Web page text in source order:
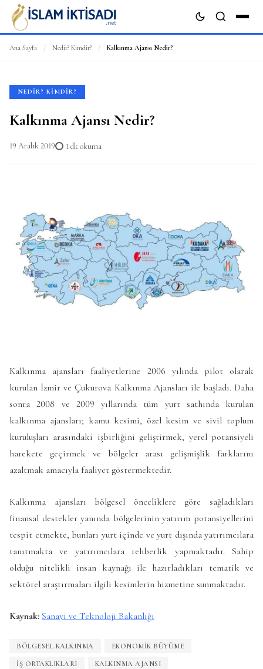
Ana Sayfa / Nedir? Kimdir? / Kalkınma Ajansı Nedir?
NEDIR? KIMDIR?
Kalkınma Ajansı Nedir?
19 Aralık 2019 1 dk okuma
Kalkınma ajansları faaliyetlerine 2006 yılında pilot olarak
kurulan İzmir ve Çukurova Kalkınma Ajansları ile başladı. Daha
sonra 2008 ve 2009 yıllarında tüm yurt sathında kurulan
kalkınma ajansları; kamu kesimi, özel kesim ve sivil toplum
kuruluşları arasındaki işbirliğini geliştirmek, yerel potansiyeli
harekete geçirmek ve bölgeler arası gelişmişlik farklarını
azaltmak amacıyla faaliyet göstermektedir.
Kalkınma ajansları bölgesel önceliklere göre sağladıkları
finansal destekler yanında bölgelerinin yatırım potansiyellerini
tespit etmekte, bunları yurt içinde ve yurt dışında yatırımcılara
tanıtmakta ve yatırımcılara rehberlik yapmaktadır. Sahip
olduğu nitelikli insan kaynağı ile hazırladıkları tematik ve
sektörel araştırmaları ilgili kesimlerin hizmetine sunmaktadır.
Kaynak: Sanayi ve Teknoloji Bakanlığı
BÖLGESEL KALKINMA EKONOMIK BÜYÜME
IŞ ORTAKLIKLARI KALKINMA AJANSI